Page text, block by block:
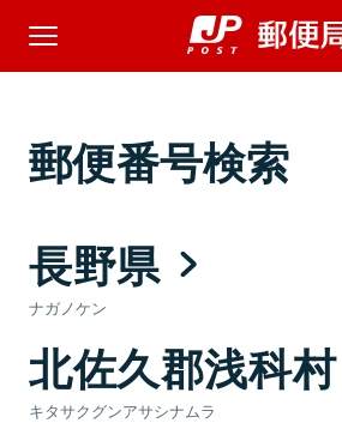
郵便番号検索
長野県
ナガノケン
北佐久郡浅科村
キタサクグンアサシナムラ